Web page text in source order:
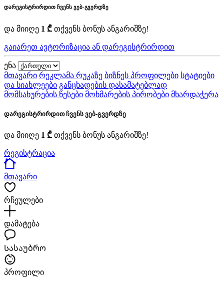
დარეგისტრირდით ჩვენს ვებ-გვერდზე
და მიიღე 1 ₾ თქვენს ბონუს ანგარიშზე!
გაიარეთ ავტორიზაცია ან დარეგისტრირდით
ენა
მთავარი რეკლამა რუკაზე ბიზნეს პროფილები სტატიები
და სიახლეები განცხადების დასამატებლად
მომსახურების წესები მოხმარების პირობები მხარდაჭერა
დარეგისტრირდით ჩვენს ვებ-გვერდზე
და მიიღე 1 ₾ თქვენს ბონუს ანგარიშზე!
რეგისტრაცია
მთავარი
რჩეულები
დამატება
Სასაუბრო
პროფილი